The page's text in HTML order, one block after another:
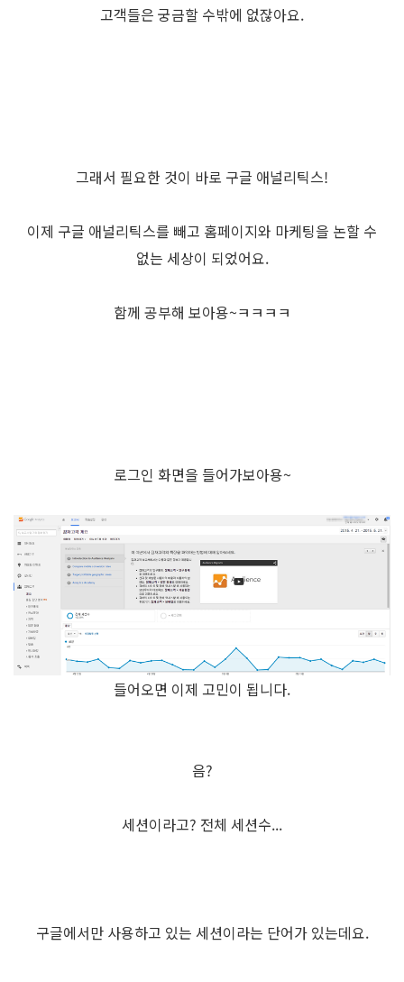
고객들은 궁금할 수밖에 없잖아요.
그래서 필요한 것이 바로 구글 애널리틱스!
이제 구글 애널리틱스를 빼고 홈페이지와 마케팅을 논할 수
없는 세상이 되었어요.
함께 공부해 보아용~ㅋㅋㅋㅋ
로그인 화면을 들어가보아용~
들어오면 이제 고민이 됩니다.
음?
세션이라고? 전체 세션수...
구글에서만 사용하고 있는 세션이라는 단어가 있는데요.